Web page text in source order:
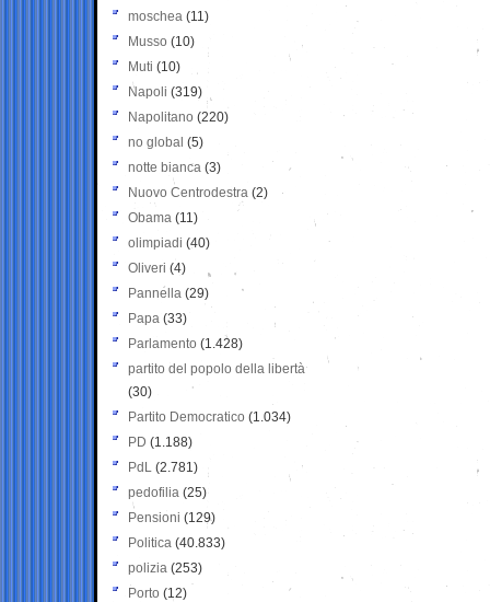
moschea (11)
Musso (10)
Muti (10)
Napoli (319)
Napolitano (220)
no global (5)
notte bianca (3)
Nuovo Centrodestra (2)
Obama (11)
olimpiadi (40)
Oliveri (4)
Pannella (29)
Papa (33)
Parlamento (1.428)
partito del popolo della libertà
(30)
Partito Democratico (1.034)
PD (1.188)
PdL (2.781)
pedofilia (25)
Pensioni (129)
Politica (40.833)
polizia (253)
Porto (12)